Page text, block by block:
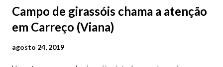
Campo de girassóis chama a atenção
em Carreço (Viana)
agosto 24, 2019